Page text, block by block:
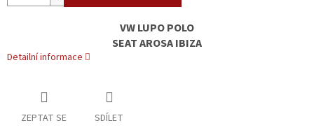
VWLUPOPOLO
SEATAROSAIBIZA
Detailní informace
ZEPTAT SE SDÍLET